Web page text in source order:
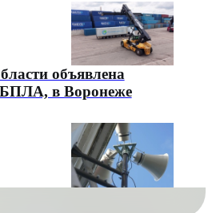
объявлена
БПЛА, в Воронеже